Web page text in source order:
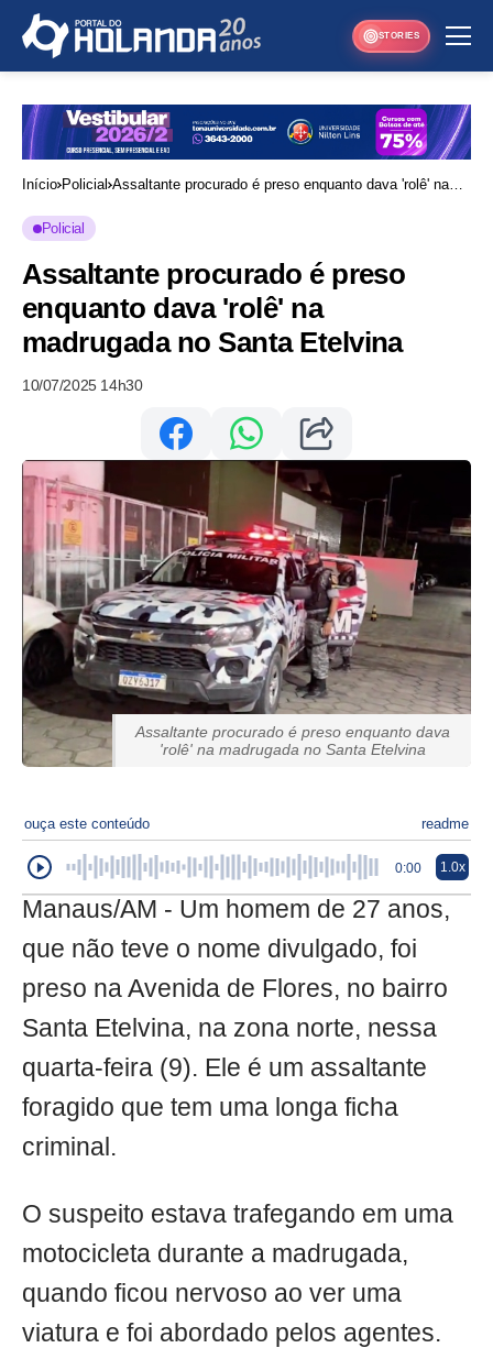
STORIES
Início Policial Assaltante procurado é preso enquanto dava 'rolê' na
Policial
Assaltante procurado é preso
enquanto dava 'rolê' na
madrugada no Santa Etelvina
10/07/2025 14h30
Assaltante procurado é preso enquanto dava
'rolê' na madrugada no Santa Etelvina
ouça este conteúdo readme
0:00 1.0x
Manaus/AM - Um homem de 27 anos,
que não teve o nome divulgado, foi
preso na Avenida de Flores, no bairro
Santa Etelvina, na zona norte, nessa
quarta-feira (9). Ele é um assaltante
foragido que tem uma longa ficha
criminal.
O suspeito estava trafegando em uma
motocicleta durante a madrugada,
quando ficou nervoso ao ver uma
viatura e foi abordado pelos agentes.